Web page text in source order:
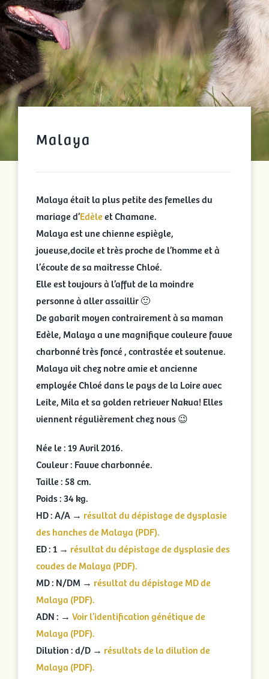
Malaya
Malaya était la plus petite des femelles du
mariage d’Edèleet Chamane.
Malaya est une chienne espiègle,
joueuse,docile et très proche de l’homme et à
l’écoute de sa maitresse Chloé.
Elle est toujours à l’affut de la moindre
personne à aller assaillir 🙂
De gabarit moyen contrairement à sa maman
Edèle, Malaya a une magnifique couleure fauve
charbonné très foncé , contrastée et soutenue.
Malaya vit chez notre amie et ancienne
employée Chloé dans le pays de la Loire avec
Leite, Mila et sa golden retriever Nakua! Elles
viennent régulièrement chez nous 😉
Née le : 19 Avril 2016.
Couleur : Fauve charbonnée.
Taille : 58 cm.
Poids : 34 kg.
HD : A/A → résultat du dépistage de dysplasie
des hanches de Malaya (PDF).
ED : 1 → résultat du dépistage de dysplasie des
coudes de Malaya (PDF).
MD : N/DM → résultat du dépistage MD de
Malaya (PDF).
ADN : → Voir l’identification génétique de
Malaya (PDF).
Dilution : d/D → résultats de la dilution de
Malaya (PDF).